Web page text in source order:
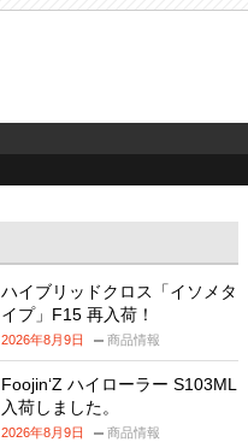
ハイブリッドクロス「イソメタ
イプ」F15 再入荷！
2026年8月9日 商品情報
Foojin‘Z ハイローラー S103ML
入荷しました。
2026年8月9日 商品情報